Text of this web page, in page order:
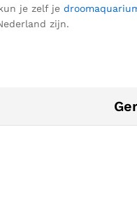
je zelf je
zijn.